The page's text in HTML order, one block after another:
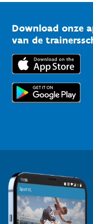
Bedrijven
Trainers en begeleiders
Topsporters
Vlaamse
Kennisplatform
Downloads
Voor de pers
Download onze
van de